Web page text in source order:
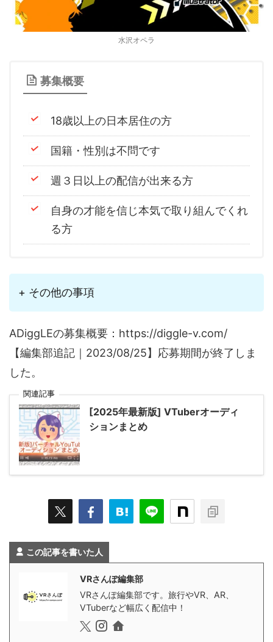
水沢オペラ
募集概要
18歳以上の日本居住の方
国籍・性別は不問です
週３日以上の配信が出来る方
自身の才能を信じ本気で取り組んでくれ
る方
+ その他の事項
ADiggLEの募集概要：https://diggle-v.com/
【編集部追記｜2023/08/25】応募期間が終了しま
した。
関連記事
[2025年最新版] VTuberオーディ
ションまとめ
この記事を書いた人
VRさんぽ編集部
VRさんぽ編集部です。旅行やVR、AR、
VTuberなど幅広く配信中！